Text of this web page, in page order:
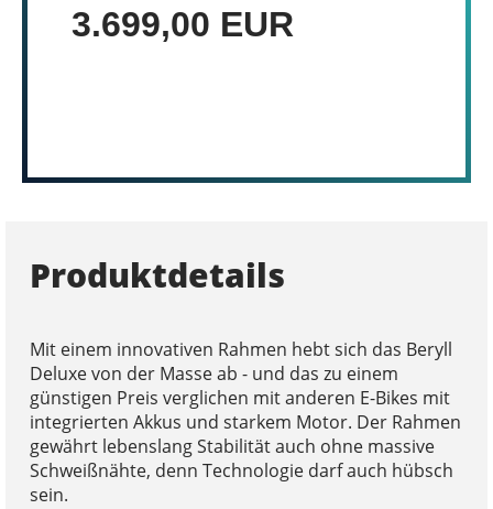
3.699,00 EUR
Produktdetails
Mit einem innovativen Rahmen hebt sich das Beryll
Deluxe von der Masse ab - und das zu einem
günstigen Preis verglichen mit anderen E-Bikes mit
integrierten Akkus und starkem Motor. Der Rahmen
gewährt lebenslang Stabilität auch ohne massive
Schweißnähte, denn Technologie darf auch hübsch
sein.